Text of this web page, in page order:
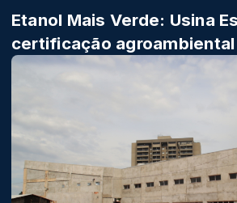
Etanol Mais Verde: Usina
certificação agroambiental